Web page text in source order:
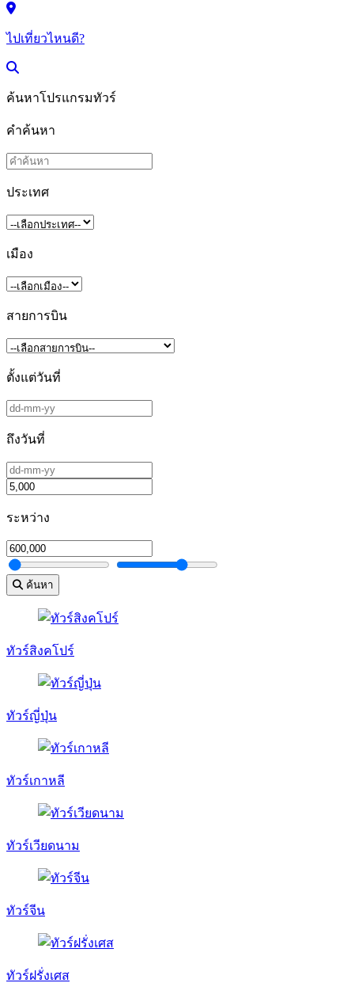
ไปเที่ยวไหนดี?
ค้นหาโปรแกรมทัวร์
คำค้นหา
ประเทศ
เมือง
สายการบิน
ตั้งแต่วันที่
ถึงวันที่
ระหว่าง
ค้นหา
ทัวร์สิงคโปร์
ทัวร์ญี่ปุ่น
ทัวร์เกาหลี
ทัวร์เวียดนาม
ทัวร์จีน
ทัวร์ฝรั่งเศส